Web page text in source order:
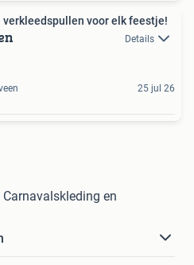
verkleedspullen voor elk feestje!
Details
25 jul 26